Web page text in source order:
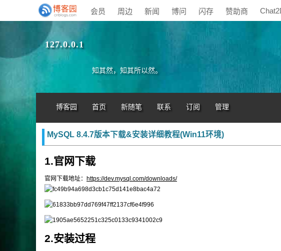
会员 周边 新闻 博问 闪存 赞助商
127.0.0.1
知其然，知其所以然。
博客园 首页 新随笔 联系 订阅 管理
MySQL 8.4.7版本下载&安装详细教程(Win11环境)
1.官网下载
官网下载地址： https://dev.mysql.com/downloads/
2.安装过程